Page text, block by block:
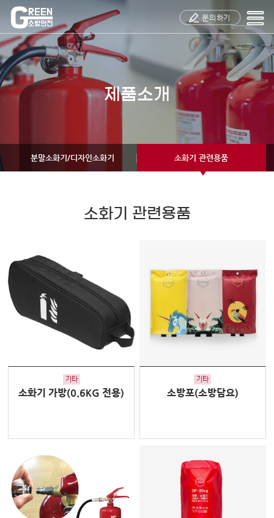
문의하기
제품소개
분말소화기/디자인소화기 소화기 관련용품
소화기 관련용품
기타
소화기 가방(0.6KG 전용)
기타
소방포(소방담요)